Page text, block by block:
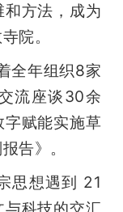
方法，成为
院。
全年组织8家
流座谈30余
字赋能实施草
告》。
思想遇到 21